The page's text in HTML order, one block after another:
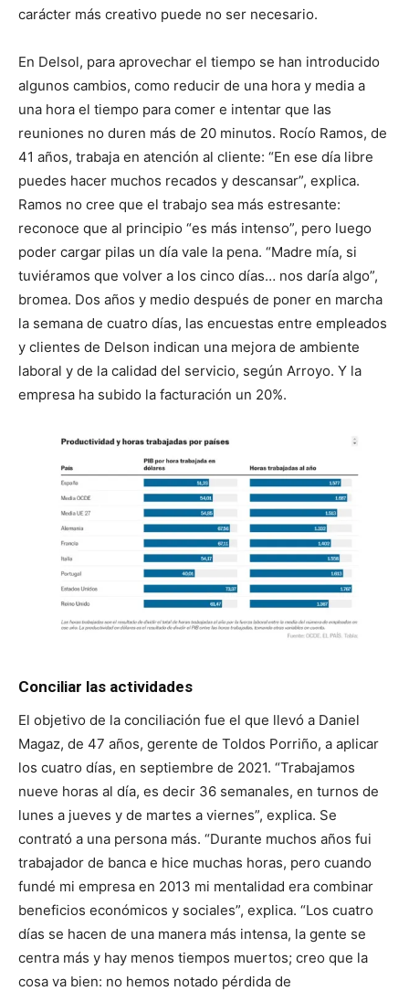
carácter más creativo puede no ser necesario.
En Delsol, para aprovechar el tiempo se han introducido
algunos cambios, como reducir de una hora y media a
una hora el tiempo para comer e intentar que las
reuniones no duren más de 20 minutos. Rocío Ramos, de
41 años, trabaja en atención al cliente: “En ese día libre
puedes hacer muchos recados y descansar”, explica.
Ramos no cree que el trabajo sea más estresante:
reconoce que al principio “es más intenso”, pero luego
poder cargar pilas un día vale la pena. “Madre mía, si
tuviéramos que volver a los cinco días… nos daría algo”,
bromea. Dos años y medio después de poner en marcha
la semana de cuatro días, las encuestas entre empleados
y clientes de Delson indican una mejora de ambiente
laboral y de la calidad del servicio, según Arroyo. Y la
empresa ha subido la facturación un 20%.
Conciliar las actividades
El objetivo de la conciliación fue el que llevó a Daniel
Magaz, de 47 años, gerente de Toldos Porriño, a aplicar
los cuatro días, en septiembre de 2021. “Trabajamos
nueve horas al día, es decir 36 semanales, en turnos de
lunes a jueves y de martes a viernes”, explica. Se
contrató a una persona más. “Durante muchos años fui
trabajador de banca e hice muchas horas, pero cuando
fundé mi empresa en 2013 mi mentalidad era combinar
beneficios económicos y sociales”, explica. “Los cuatro
días se hacen de una manera más intensa, la gente se
centra más y hay menos tiempos muertos; creo que la
cosa va bien: no hemos notado pérdida de